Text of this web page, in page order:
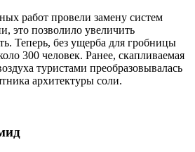
работ провели замену систем
это позволило увеличить
Теперь, без ущерба для гробницы
300 человек. Ранее, скапливаемая
туристами преобразовывалась
архитектуры соли.